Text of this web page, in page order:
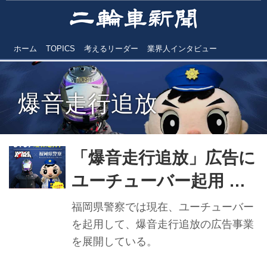
ホーム TOPICS 考えるリーダー 業界人インタビュー
爆音走行追放
「爆音走行追放」広告に
ユーチューバー起用 福
岡県警 全国警察初の取
り組み
福岡県警察では現在、ユーチューバー
を起用して、爆音走行追放の広告事業
を展開している。